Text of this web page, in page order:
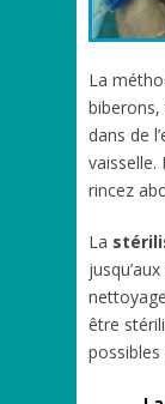
La
dans de
vaisselle.
rincez
La
être
possibles